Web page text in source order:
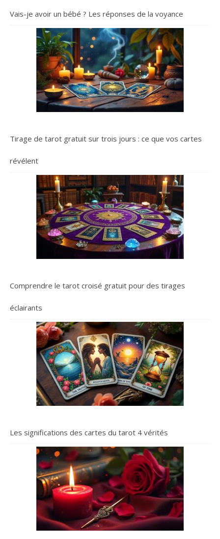
Vais-je avoir un bébé ? Les réponses de la voyance
Tirage de tarot gratuit sur trois jours : ce que vos cartes
révélent
Comprendre le tarot croisé gratuit pour des tirages
éclairants
Les significations des cartes du tarot 4 vérités